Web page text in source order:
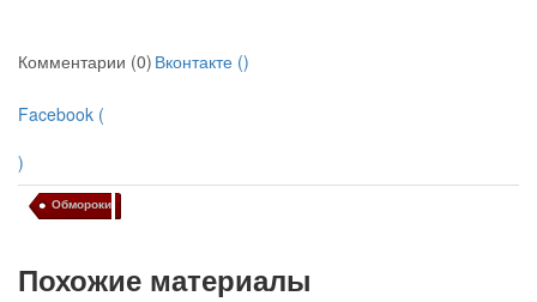
Комментарии (0) Вконтакте ()
Facebook (
)
Обмороки
Похожие материалы